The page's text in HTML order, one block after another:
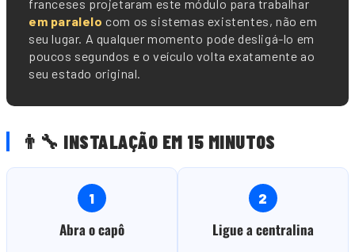
franceses projetaram este módulo para trabalhar
em paralelo com os sistemas existentes, não em
seu lugar. A qualquer momento pode desligá-lo em
poucos segundos e o veículo volta exatamente ao
seu estado original.
👨🔧 INSTALAÇÃO EM 15 MINUTOS
1
Abra o capô
2
Ligue a centralina